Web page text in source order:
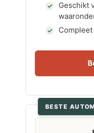
Geschikt
BESTE